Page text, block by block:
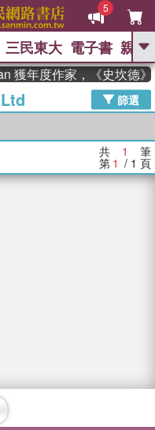
5
GO
圭吾 高希均教授回憶錄
、 父親節 、 如果歷
錄 、 方念華 、 台灣的李
數學女孩：黎曼猜想 、
神經
三民東大 電子書 親子
獲年度作家，《史坎德
篩選
共 1 筆
第 1 / 1 頁